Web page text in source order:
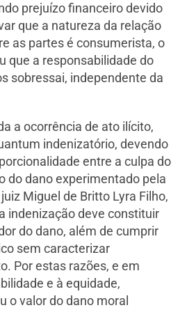
prejuízo financeiro devido
que a natureza da relação
as partes é consumerista, o
que a responsabilidade do
sobressai, independente da
a ocorrência de ato ilícito,
indenizatório, devendo
entre a culpa do
do dano experimentado pela
Miguel de Britto Lyra Filho,
indenização deve constituir
do dano, além de cumprir
sem caracterizar
Por estas razões, e em
e à equidade,
o valor do dano moral